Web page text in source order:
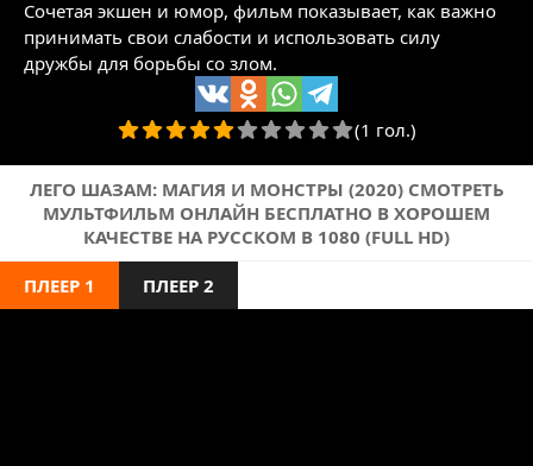
Сочетая экшен и юмор, фильм показывает, как важно
принимать свои слабости и использовать силу
дружбы для борьбы со злом.
(1 гол.)
ЛЕГО ШАЗАМ: МАГИЯ И МОНСТРЫ (2020) СМОТРЕТЬ
МУЛЬТФИЛЬМ ОНЛАЙН БЕСПЛАТНО В ХОРОШЕМ
КАЧЕСТВЕ НА РУССКОМ В 1080 (FULL HD)
ПЛЕЕР 1 ПЛЕЕР 2